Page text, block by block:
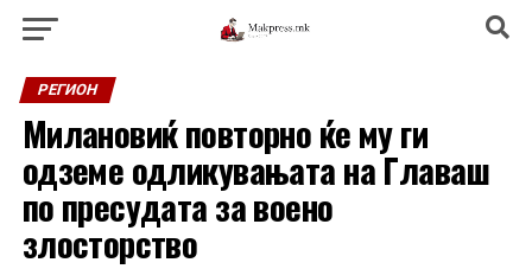
РЕГИОН
Милановиќ повторно ќе му ги
одземе одликувањата на Главаш
по пресудата за воено
злосторство